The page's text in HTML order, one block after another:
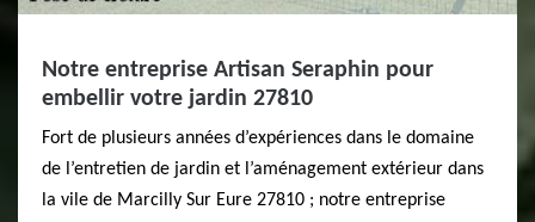
Notre entreprise Artisan Seraphin pour
embellir votre jardin 27810
Fort de plusieurs années d’expériences dans le domaine
de l’entretien de jardin et l’aménagement extérieur dans
la vile de Marcilly Sur Eure 27810 ; notre entreprise